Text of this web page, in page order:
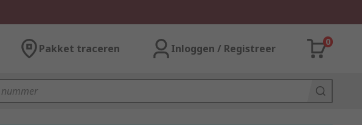
Pakket traceren Inloggen / Registreer
0